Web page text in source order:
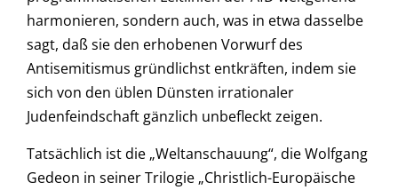
harmonieren, sondern auch, was in etwa dasselbe
sagt, daß sie den erhobenen Vorwurf des
Antisemitismus gründlichst entkräften, indem sie
sich von den üblen Dünsten irrationaler
Judenfeindschaft gänzlich unbefleckt zeigen.
Tatsächlich ist die „Weltanschauung“, die Wolfgang
Gedeon in seiner Trilogie „Christlich-Europäische